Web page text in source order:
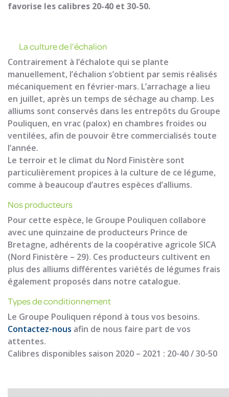
favorise les calibres 20-40 et 30-50.
La culture de l’échalion
Contrairement à l’échalote qui se plante
manuellement, l’échalion s’obtient par semis réalisés
mécaniquement en février-mars. L’arrachage a lieu
en juillet, après un temps de séchage au champ. Les
alliums sont conservés dans les entrepôts du Groupe
Pouliquen, en vrac (palox) en chambres froides ou
ventilées, afin de pouvoir être commercialisés toute
l’année.
Le terroir et le climat du Nord Finistère sont
particulièrement propices à la culture de ce légume,
comme à beaucoup d’autres espèces d’alliums.
Nos producteurs
Pour cette espèce, le Groupe Pouliquen collabore
avec une quinzaine de producteurs Prince de
Bretagne, adhérents de la coopérative agricole SICA
(Nord Finistère – 29). Ces producteurs cultivent en
plus des alliums différentes variétés de légumes frais
également proposés dans notre catalogue.
Types de conditionnement
Le Groupe Pouliquen répond à tous vos besoins.
Contactez-nous afin de nous faire part de vos
attentes.
Calibres disponibles saison 2020 – 2021 : 20-40 / 30-50